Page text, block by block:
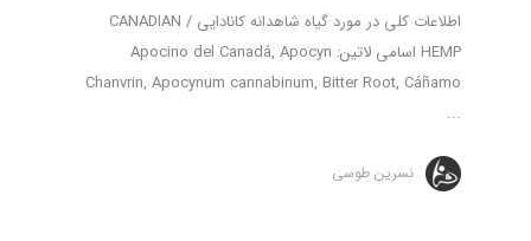
اطلاعات کلی در مورد گیاه شاهدانه کانادایی / CANADIAN
HEMP اسامی لاتین: Apocino del Canadá, Apocyn
Chanvrin, Apocynum cannabinum, Bitter Root, Cáñamo
...
نسرین طوسی